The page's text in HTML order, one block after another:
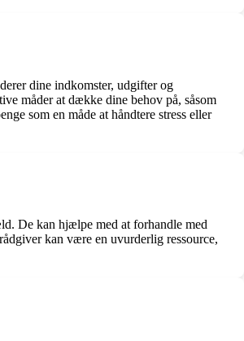
dine indkomster, udgifter og
måder at dække dine behov på, såsom
som en måde at håndtere stress eller
De kan hjælpe med at forhandle med
kan være en uvurderlig ressource,